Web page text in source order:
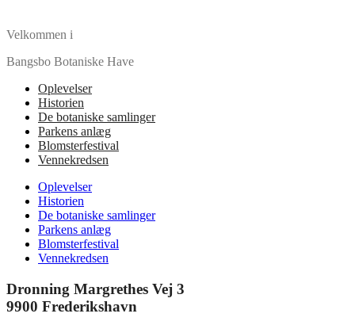
Velkommen i
Bangsbo Botaniske Have
Oplevelser
Historien
De botaniske samlinger
Parkens anlæg
Blomsterfestival
Vennekredsen
Oplevelser
Historien
De botaniske samlinger
Parkens anlæg
Blomsterfestival
Vennekredsen
Dronning Margrethes Vej 3
9900 Frederikshavn